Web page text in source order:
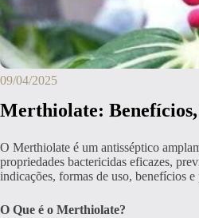
09/04/2025
Merthiolate: Benefícios,
O Merthiolate é um antisséptico
propriedades bactericidas eficazes,
indicações, formas de uso, benefícios e
O Que é o Merthiolate?